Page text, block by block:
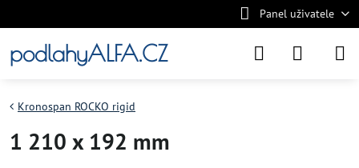
Panel uživatele
podlahyALFA.CZ
Kronospan ROCKO rigid
1 210 x 192 mm